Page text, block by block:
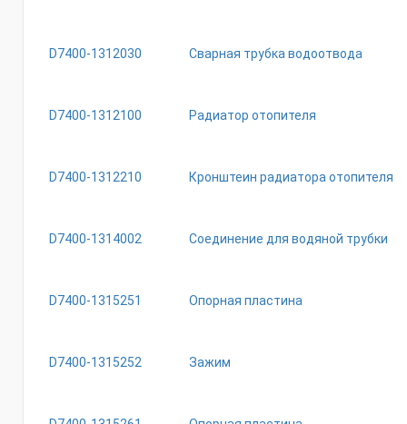
D7400-1312030 Сварная трубка водоотвода
D7400-1312100 Радиатор отопителя
D7400-1312210 Кронштеин радиатора отопителя
D7400-1314002 Соединение для водяной трубки
D7400-1315251 Опорная пластина
D7400-1315252 Зажим